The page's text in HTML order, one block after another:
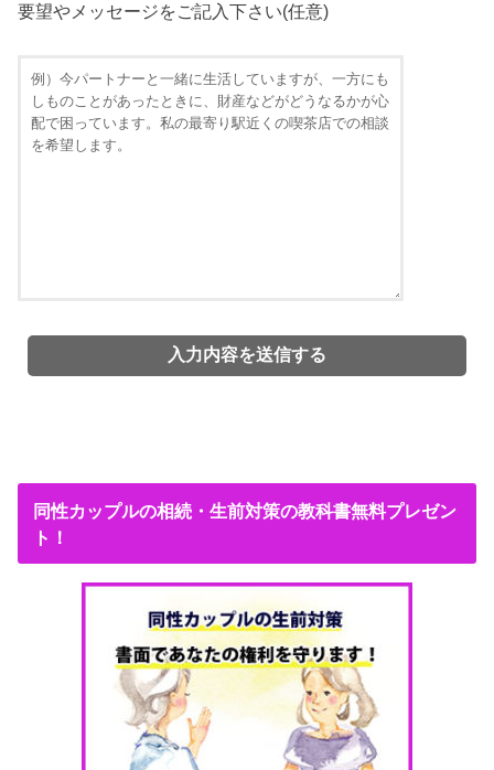
要望やメッセージをご記入下さい(任意)
同性カップルの相続・生前対策の教科書無料プレゼン
ト！